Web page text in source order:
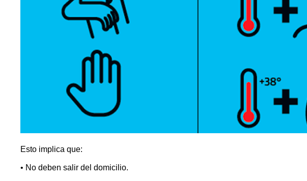
Esto implica que:
• No deben salir del domicilio.